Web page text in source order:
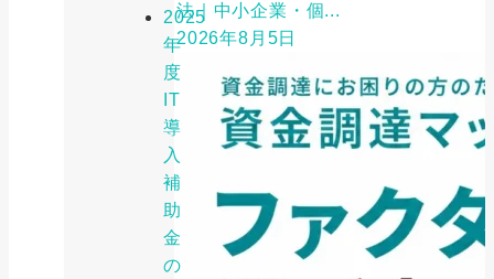
2025
年
度
IT
導
入
補
助
金
の
法｜中小企業・個...
2026年8月5日